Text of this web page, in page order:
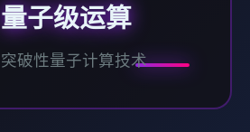
量子级运算
突破性量子计算技术